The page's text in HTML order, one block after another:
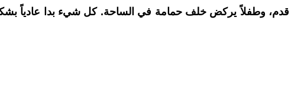
قدم، وطفلاً يركض خلف حمامة في الساحة. كل شيء بدا